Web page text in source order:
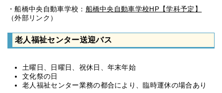
・船橋中央自動車学校： 船橋中央自動車学校HP【学科予定】
（外部リンク）
老人福祉センター送迎バス
土曜日、日曜日、祝休日、年末年始
文化祭の日
老人福祉センター業務の都合により、臨時運休の場合あり